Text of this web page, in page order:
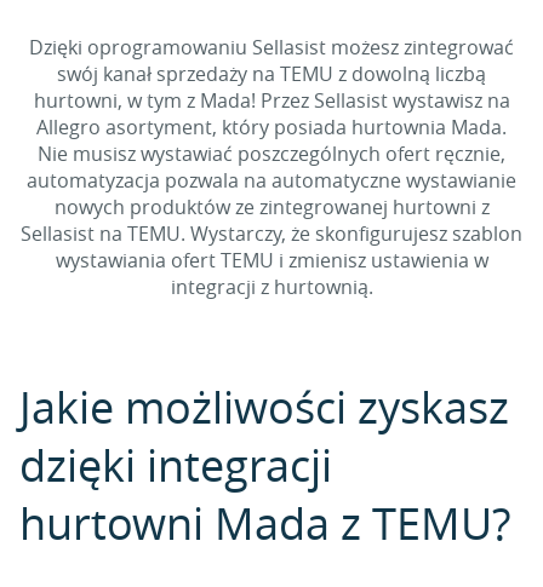
Dzięki oprogramowaniu Sellasist możesz zintegrować
swój kanał sprzedaży na TEMU z dowolną liczbą
hurtowni, w tym z Mada! Przez Sellasist wystawisz na
Allegro asortyment, który posiada hurtownia Mada.
Nie musisz wystawiać poszczególnych ofert ręcznie,
automatyzacja pozwala na automatyczne wystawianie
nowych produktów ze zintegrowanej hurtowni z
Sellasist na TEMU. Wystarczy, że skonfigurujesz szablon
wystawiania ofert TEMU i zmienisz ustawienia w
integracji z hurtownią.
Jakie możliwości zyskasz
dzięki integracji
hurtowni Mada z TEMU?